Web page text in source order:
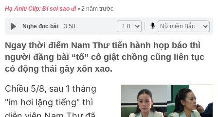
Hạ Anh/ Clip: Đi soi sao đi 2 năm trước
Nghe đọc bài 3:58
Ngay thời điểm Nam Thư tiến hành họp báo thì
người đăng bài “tố” cô giật chồng cũng liên tục
có động thái gây xôn xao.
Chiều 5/8, sau 1 tháng
"im hơi lặng tiếng" thì